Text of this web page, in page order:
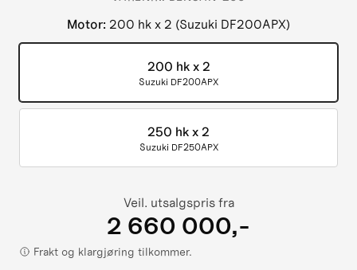
Motor: 200 hk x 2 (Suzuki DF200APX)
200 hk x 2
Suzuki DF200APX
250 hk x 2
Suzuki DF250APX
Veil. utsalgspris fra
2 660 000,-
Frakt og klargjøring tilkommer.